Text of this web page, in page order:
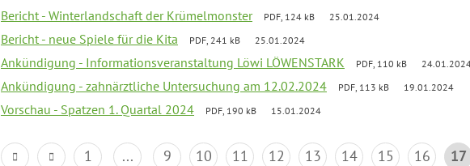
Bericht - Winterlandschaft der Krümelmonster PDF, 124 kB 25.01.2024
Bericht - neue Spiele für die Kita PDF, 241 kB 25.01.2024
Ankündigung - Informationsveranstaltung Löwi LÖWENSTARK PDF, 110 kB
Ankündigung - zahnärztliche Untersuchung am 12.02.2024 PDF, 113 kB 19.01.2024
Vorschau - Spatzen 1. Quartal 2024 PDF, 190 kB 15.01.2024
1 ... 9 10 11 12 13 14 15 16 17